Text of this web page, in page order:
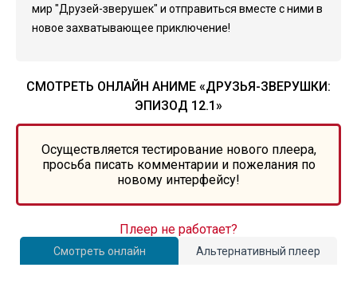
мир "Друзей-зверушек" и отправиться вместе с ними в
новое захватывающее приключение!
СМОТРЕТЬ ОНЛАЙН АНИМЕ «ДРУЗЬЯ-ЗВЕРУШКИ:
ЭПИЗОД 12.1»
Осуществляется тестирование нового плеера,
просьба писать комментарии и пожелания по
новому интерфейсу!
Смотреть онлайн Альтернативный плеер
Плеер не работает?